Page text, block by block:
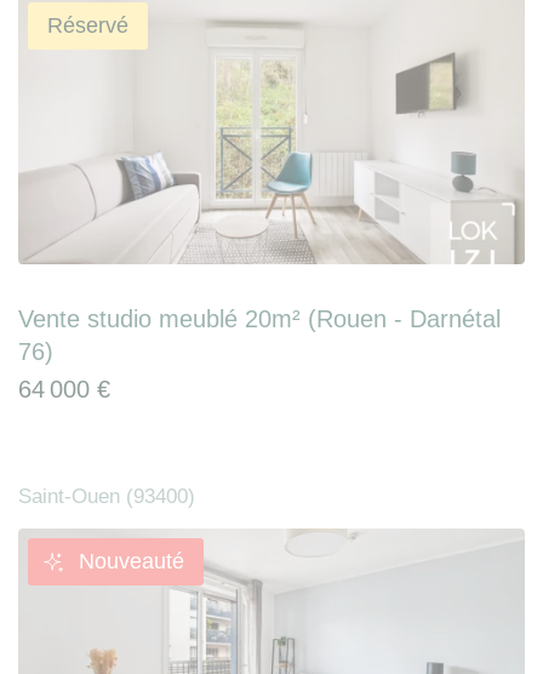
Réservé
Vente studio meublé 20m² (Rouen - Darnétal
76)
64 000 €
Saint-Ouen (93400)
Nouveauté